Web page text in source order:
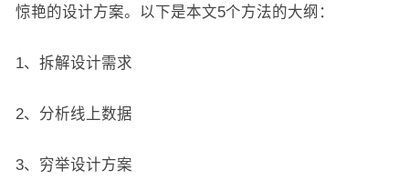
惊艳的设计方案。以下是本文5个方法的大纲：
1、拆解设计需求
2、分析线上数据
3、穷举设计方案